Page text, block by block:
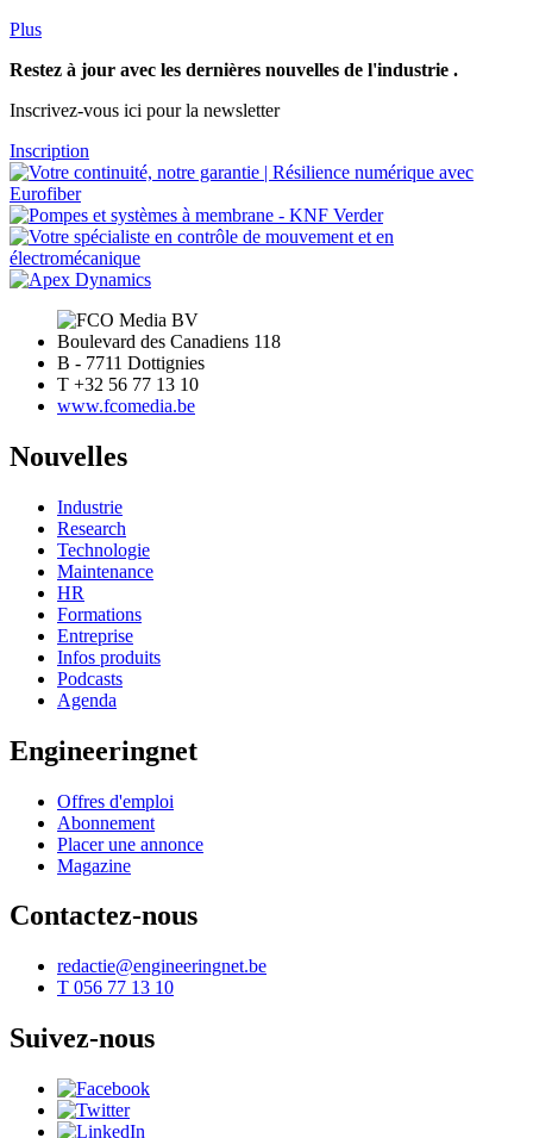
Plus
Restez à jour avec les dernières nouvelles de l'industrie .
Inscrivez-vous ici pour la newsletter
Inscription
Boulevard des Canadiens 118
B - 7711 Dottignies
T +32 56 77 13 10
www.fcomedia.be
Nouvelles
Industrie
Research
Technologie
Maintenance
HR
Formations
Entreprise
Infos produits
Podcasts
Agenda
Engineeringnet
Offres d'emploi
Abonnement
Placer une annonce
Magazine
Contactez-nous
redactie@engineeringnet.be
T 056 77 13 10
Suivez-nous